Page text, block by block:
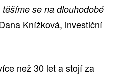
se na dlouhodobé
Knížková, investiční
než 30 let a stojí za